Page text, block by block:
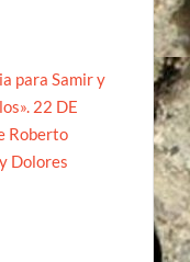
para Samir y
22 DE
Roberto
Dolores